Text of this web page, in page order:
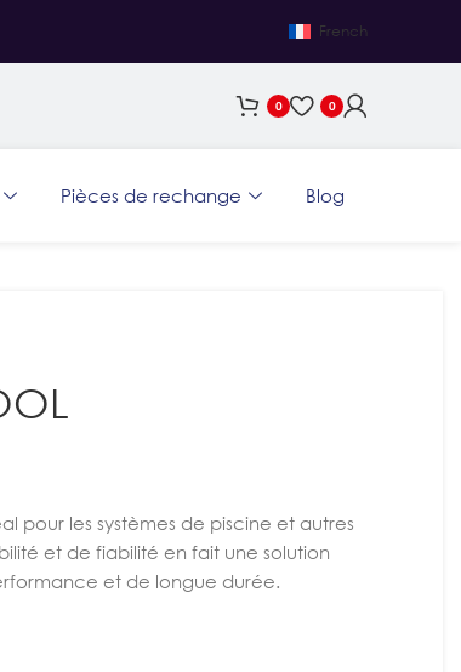
French
0 0
Pièces de rechange Blog
pour les systèmes de piscine et autres
et de fiabilité en fait une solution
et de longue durée.